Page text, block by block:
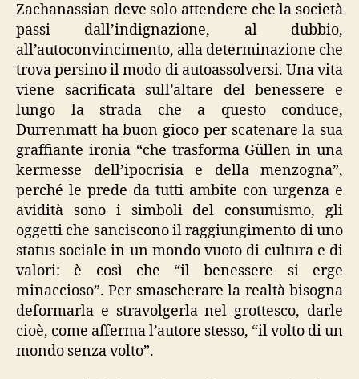
Zachanassian deve solo attendere che la società
passi dall’indignazione, al dubbio,
all’autoconvincimento, alla determinazione che
trova persino il modo di autoassolversi. Una vita
viene sacrificata sull’altare del benessere e
lungo la strada che a questo conduce,
Durrenmatt ha buon gioco per scatenare la sua
graffiante ironia “che trasforma Güllen in una
kermesse dell’ipocrisia e della menzogna”,
perché le prede da tutti ambite con urgenza e
avidità sono i simboli del consumismo, gli
oggetti che sanciscono il raggiungimento di uno
status sociale in un mondo vuoto di cultura e di
valori: è così che “il benessere si erge
minaccioso”. Per smascherare la realtà bisogna
deformarla e stravolgerla nel grottesco, darle
cioè, come afferma l’autore stesso, “il volto di un
mondo senza volto”.